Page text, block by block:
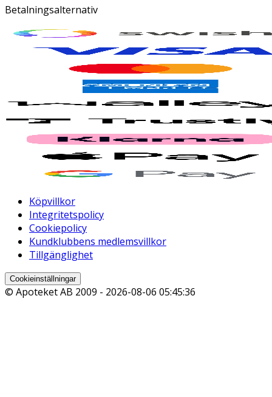
Betalningsalternativ
Köpvillkor
Integritetspolicy
Cookiepolicy
Kundklubbens medlemsvillkor
Tillgänglighet
Cookieinställningar
© Apoteket AB 2009 - 2026-08-06 05:45:36